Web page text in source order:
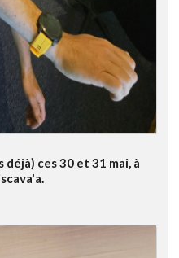
ces 30 et 31 mai, à